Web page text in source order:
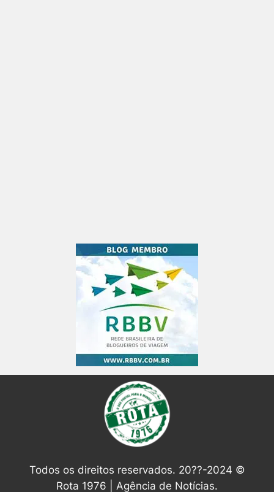
Todos os direitos reservados. 20??-2024 ©
Rota 1976 | Agência de Notícias.